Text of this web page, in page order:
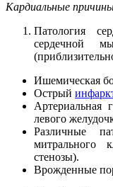
Кардиальные
Патология
сердечной
Ишемическая
Острый
Артериальная
левого
Различные
митрального
стенозы).
Врожденные